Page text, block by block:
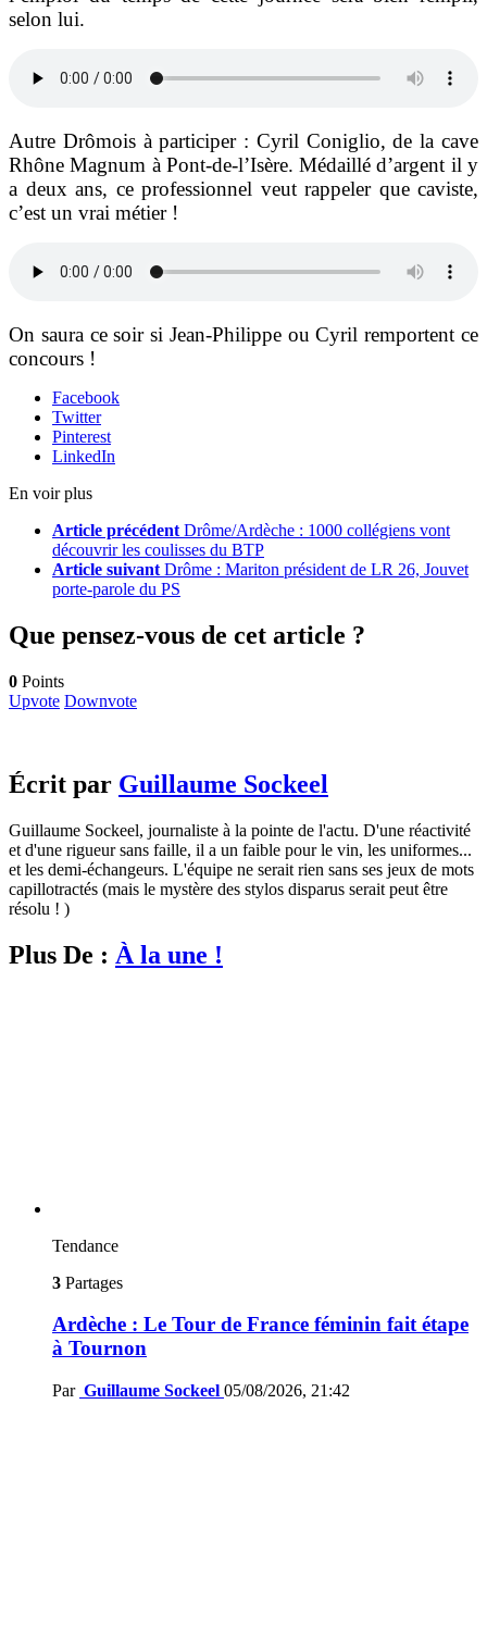
selon lui.
Autre Drômois à participer : Cyril Coniglio, de la cave
Rhône Magnum à Pont-de-l’Isère. Médaillé d’argent il y
a deux ans, ce professionnel veut rappeler que caviste,
c’est un vrai métier !
On saura ce soir si Jean-Philippe ou Cyril remportent ce
concours !
Facebook
Twitter
Pinterest
LinkedIn
En voir plus
Article précédent Drôme/Ardèche : 1000 collégiens vont
découvrir les coulisses du BTP
Article suivant Drôme : Mariton président de LR 26, Jouvet
porte-parole du PS
Que pensez-vous de cet article ?
0 Points
Upvote Downvote
Écrit par Guillaume Sockeel
Guillaume Sockeel, journaliste à la pointe de l'actu. D'une réactivité
et d'une rigueur sans faille, il a un faible pour le vin, les uniformes...
et les demi-échangeurs. L'équipe ne serait rien sans ses jeux de mots
capillotractés (mais le mystère des stylos disparus serait peut être
résolu ! )
Plus De : À la une !
Tendance
3 Partages
Ardèche : Le Tour de France féminin fait étape
à Tournon
Par Guillaume Sockeel 05/08/2026, 21:42